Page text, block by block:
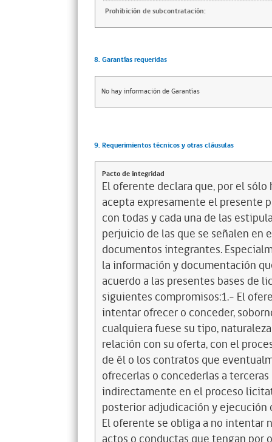
Prohibición de subcontratación:
8. Garantías requeridas
No hay información de Garantías
9. Requerimientos técnicos y otras cláusulas
Pacto de integridad
El oferente declara que, por el
acepta expresamente el presente
con todas y cada una de las
perjuicio de las que se señalen en
documentos integrantes.
la información y documentación
acuerdo a las presentes bases de
siguientes compromisos:1.- El
intentar ofrecer o conceder,
cualquiera fuese su tipo,
relación con su oferta, con el
de él o los contratos que
ofrecerlas o concederlas a
indirectamente en el proceso
posterior adjudicación y
El oferente se obliga a no intentar